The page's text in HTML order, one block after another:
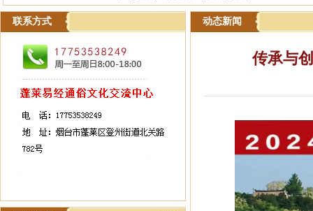
联系方式 动态新闻
传承与